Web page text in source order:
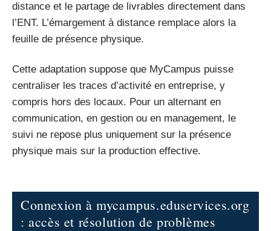
distance et le partage de livrables directement dans
l’ENT. L’émargement à distance remplace alors la
feuille de présence physique.
Cette adaptation suppose que MyCampus puisse
centraliser les traces d’activité en entreprise, y
compris hors des locaux. Pour un alternant en
communication, en gestion ou en management, le
suivi ne repose plus uniquement sur la présence
physique mais sur la production effective.
Connexion à mycampus.eduservices.org
: accès et résolution de problèmes